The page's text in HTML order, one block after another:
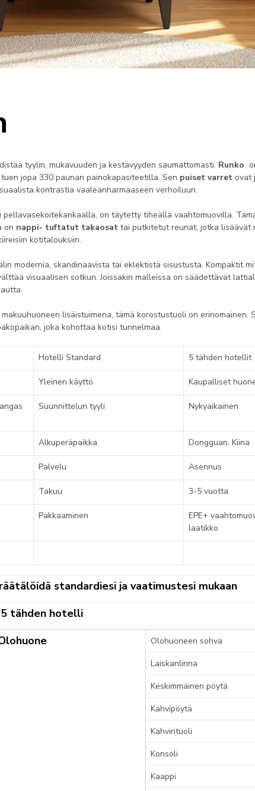
tyylin, mukavuuden ja kestävyyden saumattomasti. Runko
jopa 330 paunan painokapasiteetilla. Sen puiset varret ovat
kontrastia vaaleanharmaaseen verhoiluun.
on täytetty tiheällä vaahtomuovilla.
on nappi- tuftatut takaosat tai putkitetut reunat, jotka lisäävät
kotitalouksiin.
modernia, skandinaavista tai eklektistä sisustusta. Kompaktit
visuaalisen sotkun. Joissakin malleissa on säädettävät
lisäistuimena, tämä korostustuoli on erinomainen.
joka kohottaa kotisi tunnelmaa.
Hotelli Standard 5 tähden hotellit
Yleinen käyttö Kaupalliset
Suunnittelun tyyli Nykyaikainen
Alkuperäpaikka Dongguan, Kiina
Palvelu Asennus
Takuu 3-5 vuotta
Pakkaaminen
EPE+
laatikko
standardiesi ja vaatimustesi mukaan
5 tähden hotelli
Olohuoneen sohva
Laiskanlinna
Keskimmäinen pöytä
Kahvipöytä
Kahvintuoli
Konsoli
Kaappi